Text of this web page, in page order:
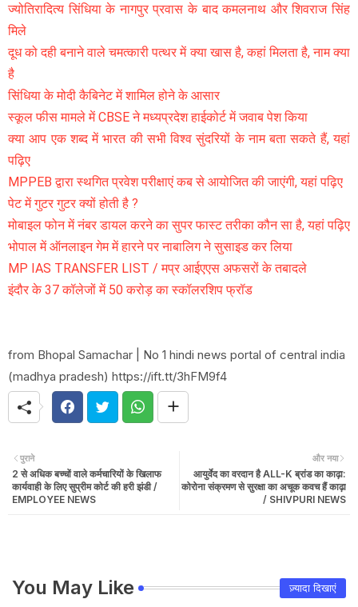
ज्योतिरादित्य सिंधिया के नागपुर प्रवास के बाद कमलनाथ और शिवराज सिंह
मिले
दूध को दही बनाने वाले चमत्कारी पत्थर में क्या खास है, कहां मिलता है, नाम क्या
है
सिंधिया के मोदी कैबिनेट में शामिल होने के आसार
स्कूल फीस मामले में CBSE ने मध्यप्रदेश हाईकोर्ट में जवाब पेश किया
क्या आप एक शब्द में भारत की सभी विश्व सुंदरियों के नाम बता सकते हैं, यहां
पढ़िए
MPPEB द्वारा स्थगित प्रवेश परीक्षाएं कब से आयोजित की जाएंगी, यहां पढ़िए
पेट में गुटर गुटर क्यों होती है ?
मोबाइल फोन में नंबर डायल करने का सुपर फास्ट तरीका कौन सा है, यहां पढ़िए
भोपाल में ऑनलाइन गेम में हारने पर नाबालिग ने सुसाइड कर लिया
MP IAS TRANSFER LIST / मप्र आईएएस अफसरों के तबादले
इंदौर के 37 कॉलेजों में 50 करोड़ का स्कॉलरशिप फ्रॉड
from Bhopal Samachar | No 1 hindi news portal of central india
(madhya pradesh) https://ift.tt/3hFM9f4
और नया
आयुर्वेद का वरदान है ALL-K ब्रांड का काढ़ा:
कोरोना संक्रमण से सुरक्षा का अचूक कवच हैं काढ़ा
/ SHIVPURI NEWS
पुराने
2 से अधिक बच्चों वाले कर्मचारियों के खिलाफ
कार्यवाही के लिए सुप्रीम कोर्ट की हरी झंडी /
EMPLOYEE NEWS
You May Like ज़्यादा दिखाएं